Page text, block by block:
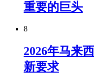
重要的巨头
8
2026年马来
新要求